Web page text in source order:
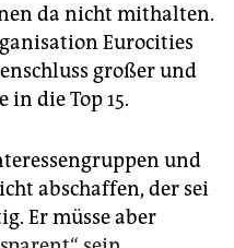
da nicht mithalten.
Eurocities
großer und
die Top 15.
und
abschaffen, der sei
Er müsse aber